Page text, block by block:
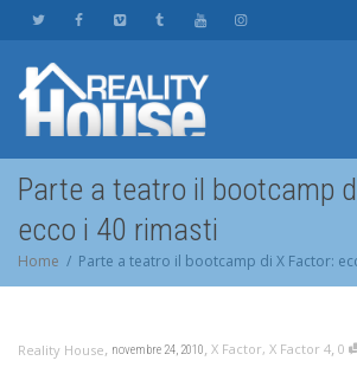
Parte a teatro il bootcamp
ecco i 40 rimasti
Home Parte a teatro il bootcamp di X Factor:
Reality House, novembre 24, 2010, X Factor, X Factor 4, 0